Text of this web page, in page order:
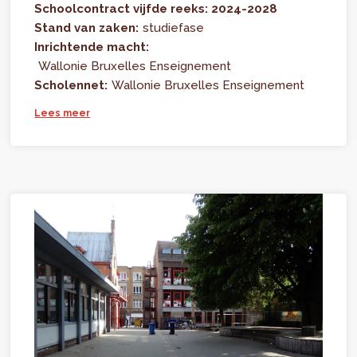
Schoolcontract vijfde reeks: 2024-2028
Stand van zaken: studiefase
Inrichtende macht:
Wallonie Bruxelles Enseignement
Scholennet: Wallonie Bruxelles Enseignement
Lees meer